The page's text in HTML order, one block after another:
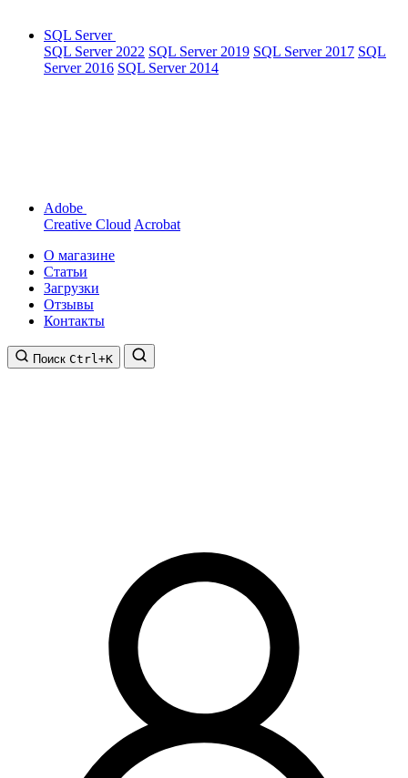
SQL Server
SQL Server 2022 SQL Server 2019 SQL Server 2017 SQL
Server 2016 SQL Server 2014
Adobe
Creative Cloud Acrobat
О магазине
Статьи
Загрузки
Отзывы
Контакты
Поиск Ctrl+K